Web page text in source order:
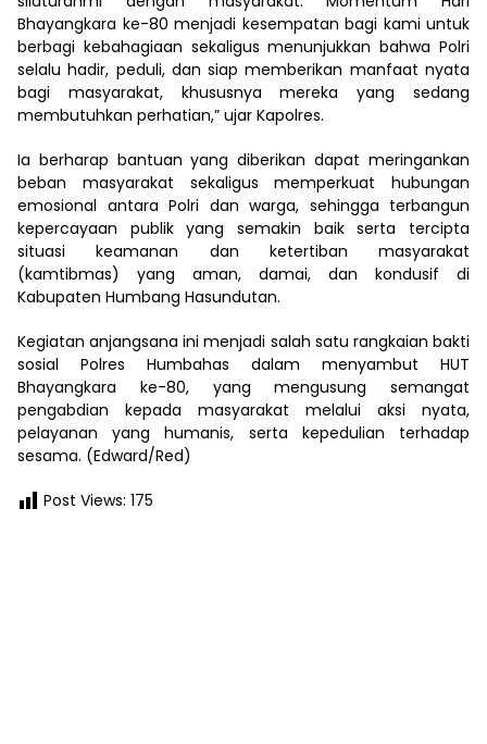
Bhayangkara ke-80 menjadi kesempatan bagi kami untuk
berbagi kebahagiaan sekaligus menunjukkan bahwa Polri
selalu hadir, peduli, dan siap memberikan manfaat nyata
bagi masyarakat, khususnya mereka yang sedang
membutuhkan perhatian,” ujar Kapolres.
Ia berharap bantuan yang diberikan dapat meringankan
beban masyarakat sekaligus memperkuat hubungan
emosional antara Polri dan warga, sehingga terbangun
kepercayaan publik yang semakin baik serta tercipta
situasi keamanan dan ketertiban masyarakat
(kamtibmas) yang aman, damai, dan kondusif di
Kabupaten Humbang Hasundutan.
Kegiatan anjangsana ini menjadi salah satu rangkaian bakti
sosial Polres Humbahas dalam menyambut HUT
Bhayangkara ke-80, yang mengusung semangat
pengabdian kepada masyarakat melalui aksi nyata,
pelayanan yang humanis, serta kepedulian terhadap
sesama. (Edward/Red)
Post Views: 175